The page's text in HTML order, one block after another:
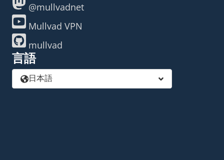
@mullvadnet
Mullvad VPN
mullvad
言語
日本語